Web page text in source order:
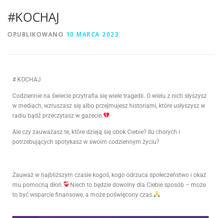
#KOCHAJ
OPUBLIKOWANO 10 MARCA 2023
# KOCHAJ
Codziennie na świecie przytrafia się wiele tragedii. O wielu z nich słyszysz
w mediach, wzruszasz się albo przejmujesz historiami, które usłyszysz w
radiu bądź przeczytasz w gazecie.
Ale czy zauważasz te, które dzieją się obok Ciebie? Ilu chorych i
potrzebujących spotykasz w swoim codziennym życiu?
Zauważ w najbliższym czasie kogoś, kogo odrzuca społeczeństwo i okaż
mu pomocną dłoń.
Niech to będzie dowolny dla Ciebie sposób – może
to być wsparcie finansowe, a może poświęcony czas.